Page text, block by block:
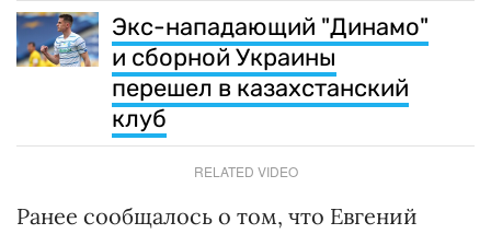
Экс-нападающий "Динамо"
и сборной Украины
перешел в казахстанский
клуб
RELATED VIDEO
Ранее сообщалось о том, что Евгений